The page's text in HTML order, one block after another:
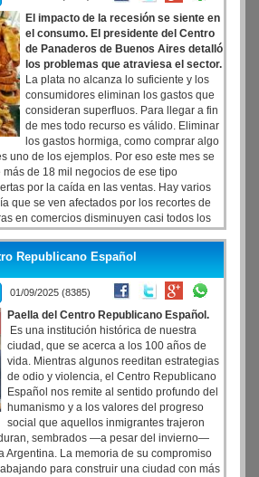
El impacto de la recesión se siente en
el consumo. El presidente del Centro
de Panaderos de Buenos Aires detalló
los problemas que atraviesa el sector.
La plata no alcanza lo suficiente y los
consumidores eliminan los gastos que
consideran superfluos. Para llegar a fin
de mes todo recurso es válido. Eliminar
los gastos hormiga, como comprar algo
uno de los ejemplos. Por eso este mes se
de 18 mil negocios de ese tipo
por la caída en las ventas. Hay varios
que se ven afectados por los recortes de
en comercios disminuyen casi todos los
números que difunde el INDEC.
Republicano Español
01/09/2025 (8385)
Paella del Centro Republicano Español.
Es una institución histórica de nuestra
ciudad, que se acerca a los 100 años de
vida. Mientras algunos reeditan estrategias
de odio y violencia, el Centro Republicano
Español nos remite al sentido profundo del
humanismo y a los valores del progreso
social que aquellos inmigrantes trajeron
sembrados —a pesar del invierno—
Argentina. La memoria de su compromiso
para construir una ciudad con más